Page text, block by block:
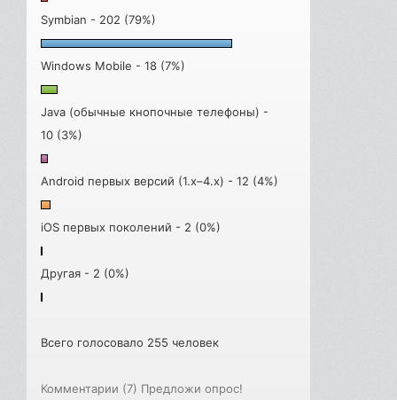
Symbian - 202 (79%)
Windows Mobile - 18 (7%)
Java (обычные кнопочные телефоны) -
10 (3%)
Android первых версий (1.x–4.x) - 12 (4%)
iOS первых поколений - 2 (0%)
Другая - 2 (0%)
Всего голосовало 255 человек
Комментарии (7) Предложи опрос!